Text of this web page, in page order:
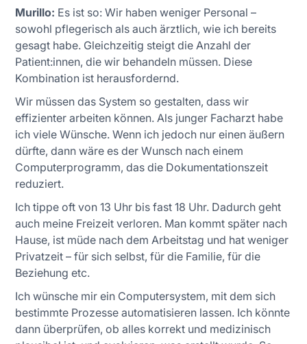
Murillo: Es ist so: Wir haben weniger Personal –
sowohl pflegerisch als auch ärztlich, wie ich bereits
gesagt habe. Gleichzeitig steigt die Anzahl der
Patient:innen, die wir behandeln müssen. Diese
Kombination ist herausfordernd.
Wir müssen das System so gestalten, dass wir
effizienter arbeiten können. Als junger Facharzt habe
ich viele Wünsche. Wenn ich jedoch nur einen äußern
dürfte, dann wäre es der Wunsch nach einem
Computerprogramm, das die Dokumentationszeit
reduziert.
Ich tippe oft von 13 Uhr bis fast 18 Uhr. Dadurch geht
auch meine Freizeit verloren. Man kommt später nach
Hause, ist müde nach dem Arbeitstag und hat weniger
Privatzeit – für sich selbst, für die Familie, für die
Beziehung etc.
Ich wünsche mir ein Computersystem, mit dem sich
bestimmte Prozesse automatisieren lassen. Ich könnte
dann überprüfen, ob alles korrekt und medizinisch